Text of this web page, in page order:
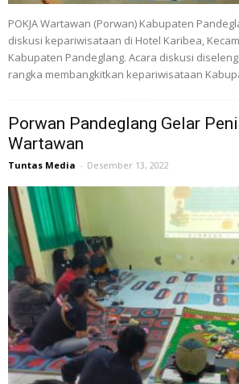
POKJA Wartawan (Porwan) Kabupaten
diskusi kepariwisataan di Hotel Karibea,
Kabupaten Pandeglang. Acara diskusi
rangka membangkitkan kepariwisataan
Porwan Pandeglang Gelar
Wartawan
Tuntas Media - Desember 13, 2022